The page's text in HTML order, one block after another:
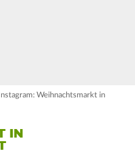
Weihnachtsmarkt in
IN